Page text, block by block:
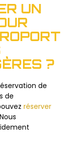
UN
?
de
de
réserver